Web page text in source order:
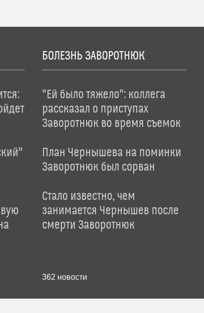
БОЛЕЗНЬ ЗАВОРОТНЮК
"Ей было тяжело": коллега
рассказал о приступах
Заворотнюк во время съемок
План Чернышева на поминки
Заворотнюк был сорван
Стало известно, чем
занимается Чернышев после
смерти Заворотнюк
362 новости